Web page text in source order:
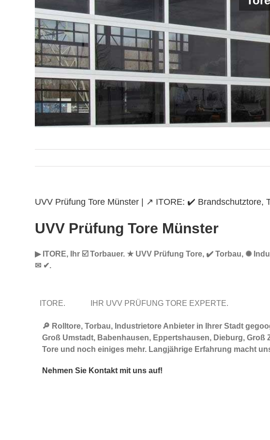
UVV Prüfung Tore Münster | ↗️ ITORE: ✔️ Brandschutztore,
UVV Prüfung Tore Münster
▶︎ ITORE, Ihr ☑️ Torbauer. ★ UVV Prüfung Tore, ✔️ Torbau, ✺
✉ ✔.
ITORE. IHR UVV PRÜFUNG TORE EXPERTE.
🔎 Rolltore, Torbau, Industrietore Anbieter in Ihrer Stadt
Groß Umstadt, Babenhausen, Eppertshausen, Dieburg, Groß
Tore und noch einiges mehr. Langjährige Erfahrung macht
Nehmen Sie Kontakt mit uns auf!